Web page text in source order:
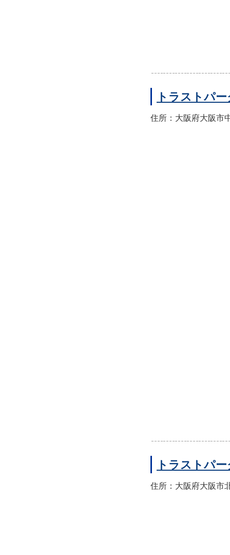
トラストパ
住所：大阪府大阪市
トラストパ
住所：大阪府大阪市